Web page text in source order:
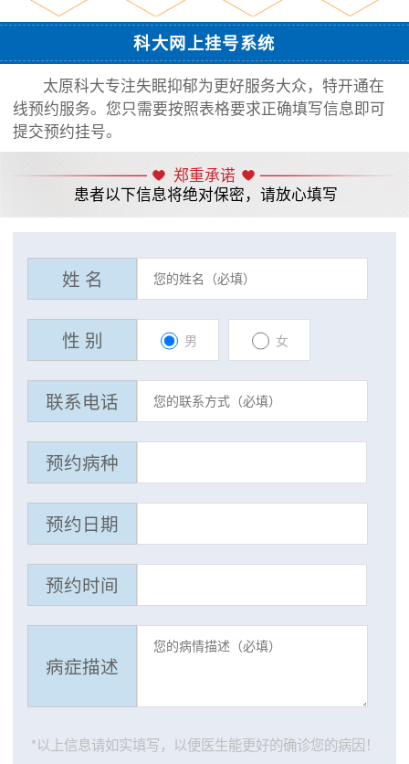
科大网上挂号系统
太原科大专注失眠抑郁为更好服务大众，特开通在
线预约服务。您只需要按照表格要求正确填写信息即可
提交预约挂号。
郑重承诺
患者以下信息将绝对保密，请放心填写
姓 名
性 别 男 女
联系电话
预约病种
预约日期
预约时间
病症描述
*以上信息请如实填写，以便医生能更好的确诊您的病因！